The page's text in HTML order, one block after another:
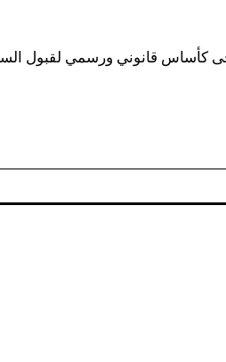
كأساس قانوني ورسمي لقبول